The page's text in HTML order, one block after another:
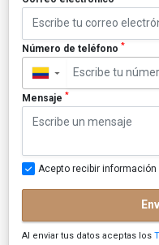
Número de teléfono *
▼
Mensaje *
Acepto recibir
Al enviar tus datos aceptas los